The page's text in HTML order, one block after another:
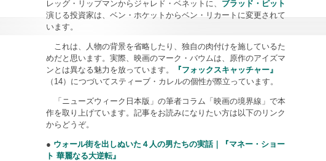
レッグ・リップマンからジャレド・ベネットに、 ブラッド・ピット
演じる投資家は、ベン・ホケットからベン・リカートに変更されて
います。
これは、人物の背景を省略したり、独自の肉付けを施しているた
めだと思います。実際、映画のマーク・バウムは、原作のアイズマ
ンとは異なる魅力を放っています。
『フォックスキャッチャー』
（14）につづいてスティーブ・カレルの個性が際立っています。
「ニューズウィーク日本版」の筆者コラム「映画の境界線」で本
作を取り上げています。記事をお読みになりたい方は以下のリンク
からどうぞ。
● ウォール街を出しぬいた４人の男たちの実話｜『マネー・ショー
ト 華麗なる大逆転』